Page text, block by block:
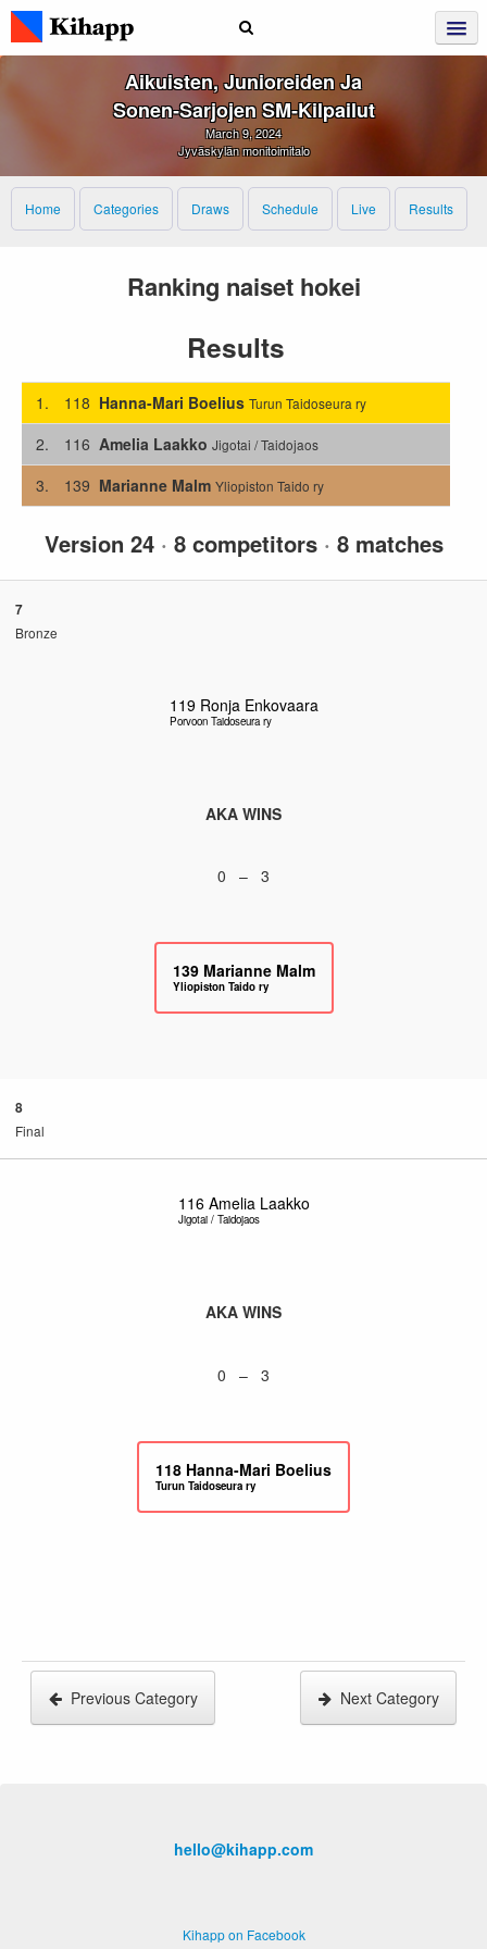
Aikuisten, Junioreiden Ja
Sonen‑sarjojen SM‑kilpailut
March 9, 2024
Jyväskylän monitoimitalo
Home Categories Draws Schedule Live Results
Ranking naiset hokei
Results
1. 118 Hanna-Mari Boelius Turun Taidoseura ry
2. 116 Amelia Laakko Jigotai / Taidojaos
3. 139 Marianne Malm Yliopiston Taido ry
Version 24 · 8 competitors · 8 matches
7
Bronze
119 Ronja Enkovaara
Porvoon Taidoseura ry
AKA WINS
0 – 3
139 Marianne Malm
Yliopiston Taido ry
8
Final
116 Amelia Laakko
Jigotai / Taidojaos
AKA WINS
0 – 3
118 Hanna-Mari Boelius
Turun Taidoseura ry
Previous Category Next Category
hello@kihapp.com
Kihapp on Facebook